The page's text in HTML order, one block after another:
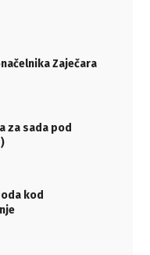
Zaječara
za sada pod
kod